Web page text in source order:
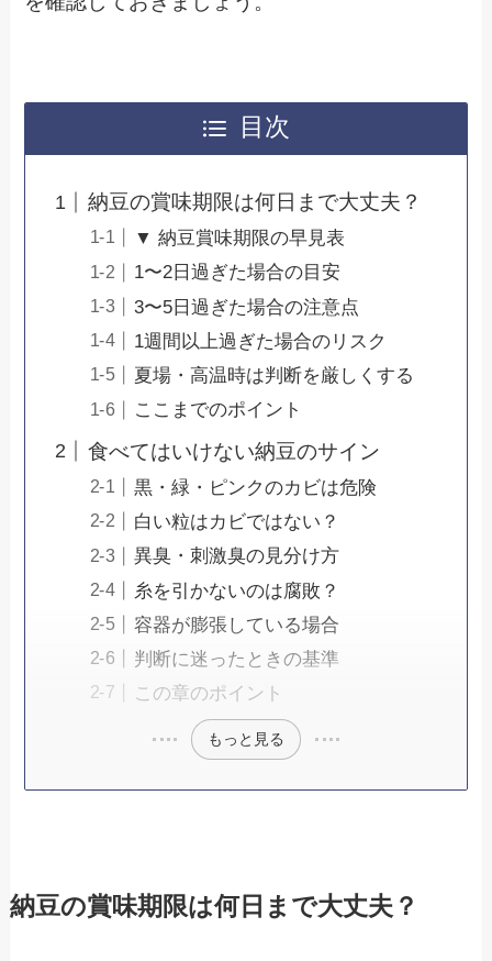
目次
納豆の賞味期限は何日まで大丈夫？
▼ 納豆賞味期限の早見表
1〜2日過ぎた場合の目安
3〜5日過ぎた場合の注意点
1週間以上過ぎた場合のリスク
夏場・高温時は判断を厳しくする
ここまでのポイント
食べてはいけない納豆のサイン
黒・緑・ピンクのカビは危険
白い粒はカビではない？
異臭・刺激臭の見分け方
糸を引かないのは腐敗？
容器が膨張している場合
判断に迷ったときの基準
この章のポイント
もっと見る
納豆の賞味期限は何日まで大丈夫？